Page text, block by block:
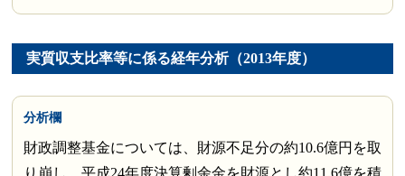
実質収支比率等に係る経年分析（2013年度）
分析欄
財政調整基金については、財源不足分の約10.6億円を取